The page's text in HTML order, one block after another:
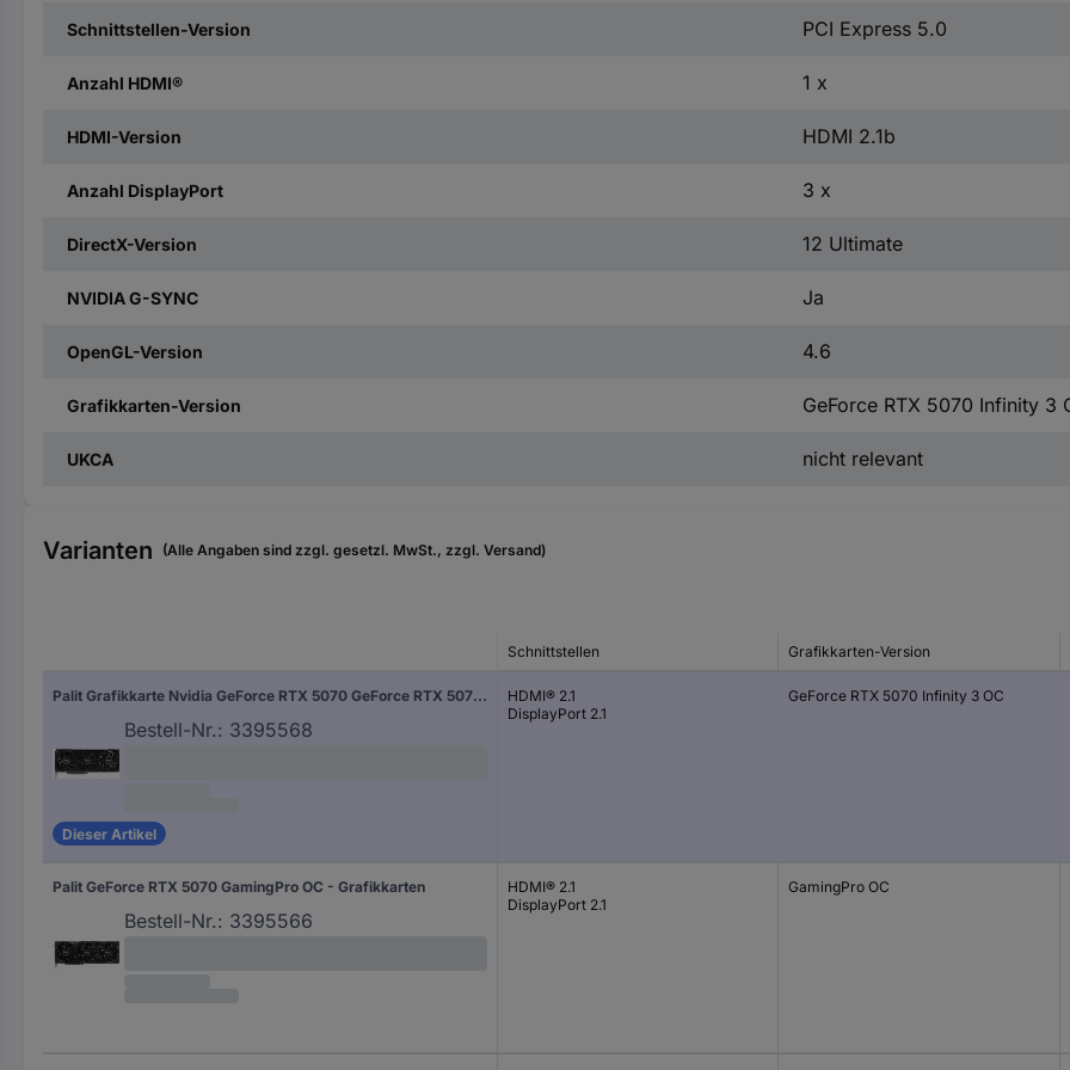
Schnittstellen-Version PCI Express 5.0
Anzahl HDMI® 1 x
HDMI-Version HDMI 2.1b
Anzahl DisplayPort 3 x
DirectX-Version 12 Ultimate
NVIDIA G-SYNC Ja
OpenGL-Version 4.6
Grafikkarten-Version GeForce RTX 5070 Infinity 3
UKCA nicht relevant
Varianten (Alle Angaben sind zzgl. gesetzl. MwSt., zzgl. Versand)
Schnittstellen Grafikkarten-Version
Palit Grafikkarte Nvidia GeForce RTX 5070 GeForce RTX 5070 Infinity 3 OC 12 GB GDDR7-RAM HDMI® 2.1, DisplayPort 2.1
Bestell-Nr.: 3395568
Dieser Artikel
HDMI® 2.1
DisplayPort 2.1
GeForce RTX 5070 Infinity 3 OC
Palit GeForce RTX 5070 GamingPro OC - Grafikkarten
Bestell-Nr.: 3395566
HDMI® 2.1
DisplayPort 2.1
GamingPro OC